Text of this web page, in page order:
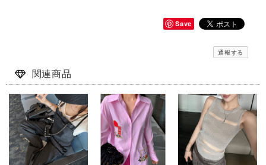
Save
通報する
関連商品